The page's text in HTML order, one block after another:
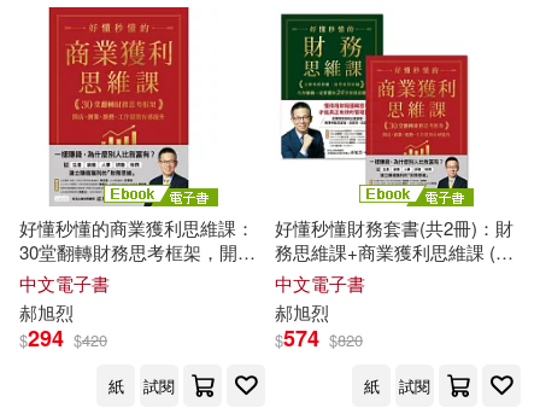
好懂秒懂的商業獲利思維課：
30堂翻轉財務思考框架，開
店、創業、經營、工作績效有
感提升 (電子書)
中文電子書
郝旭烈
$294 $420
紙
試閱
好懂秒懂財務套書(共2冊)：財
務思維課+商業獲利思維課 (電
子書)
中文電子書
郝旭烈
$574 $820
紙
試閱